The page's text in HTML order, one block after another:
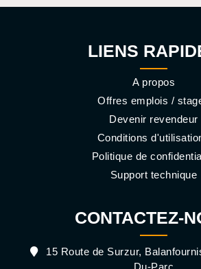
LIENS
A propos
Offres emplois /
Devenir revendeur
Conditions
Politique de
Support technique
CONTACTEZ-
15 Route de Surzur,
Du-Parc